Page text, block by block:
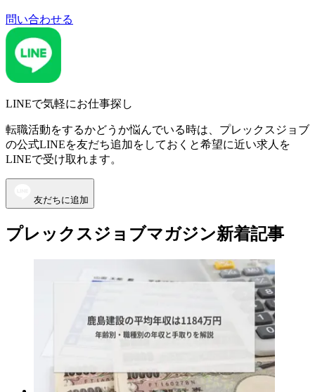
問い合わせる
LINEで気軽にお仕事探し
転職活動をするかどうか悩んでいる時は、プレックスジョブ
の公式LINEを友だち追加をしておくと希望に近い求人を
LINEで受け取れます。
友だちに追加
プレックスジョブマガジン新着記事